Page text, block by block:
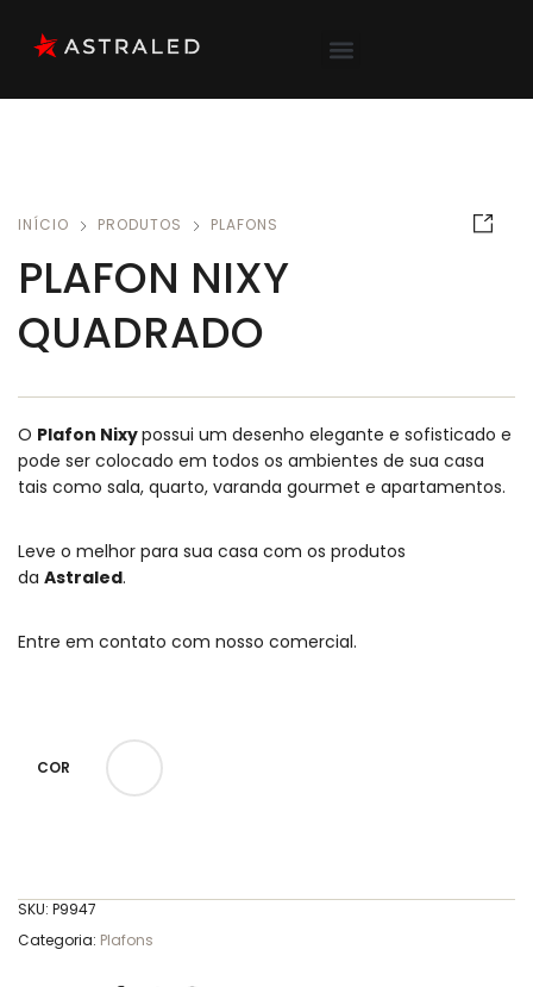
INÍCIO PRODUTOS PLAFONS
PLAFON NIXY
QUADRADO
O Plafon Nixypossui um desenho elegante e sofisticado e
pode ser colocado em todos os ambientes de sua casa
tais como sala, quarto, varanda gourmet e apartamentos.
Leve o melhor para sua casa com os produtos
da Astraled.
Entre em contato com nosso comercial.
COR
SKU: P9947
Categoria: Plafons